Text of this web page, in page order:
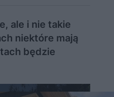
ale i nie takie
niektóre mają
będzie